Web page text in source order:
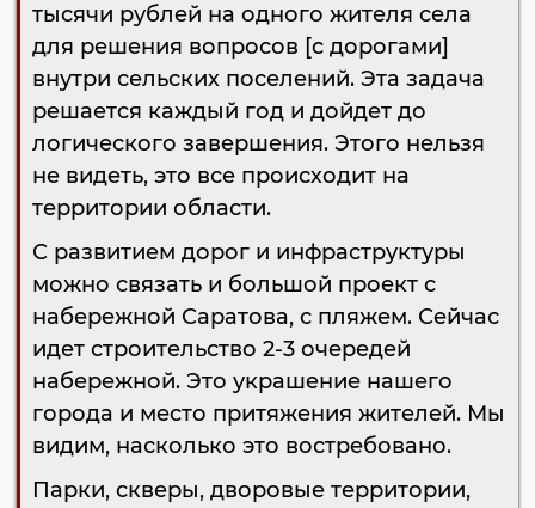
тысячи рублей на одного жителя села
для решения вопросов [с дорогами]
внутри сельских поселений. Эта задача
решается каждый год и дойдет до
логического завершения. Этого нельзя
не видеть, это все происходит на
территории области.
С развитием дорог и инфраструктуры
можно связать и большой проект с
набережной Саратова, с пляжем. Сейчас
идет строительство 2-3 очередей
набережной. Это украшение нашего
города и место притяжения жителей. Мы
видим, насколько это востребовано.
Парки, скверы, дворовые территории,